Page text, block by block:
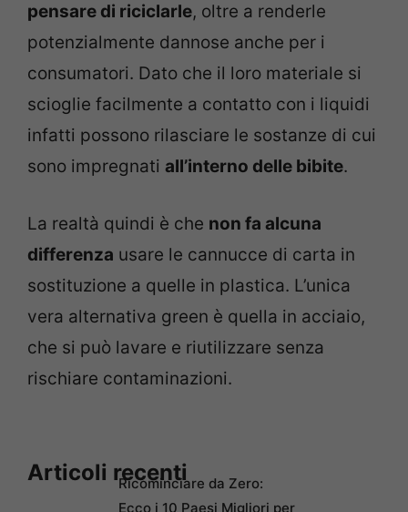
pensare di riciclarle, oltre a renderle
potenzialmente dannose anche per i
consumatori. Dato che il loro materiale si
scioglie facilmente a contatto con i liquidi
infatti possono rilasciare le sostanze di cui
sono impregnati all’interno delle bibite.
La realtà quindi è che non fa alcuna
differenza usare le cannucce di carta in
sostituzione a quelle in plastica. L’unica
vera alternativa green è quella in acciaio,
che si può lavare e riutilizzare senza
rischiare contaminazioni.
Articoli recentiRicominciare da Zero:
Ecco i 10 Paesi Migliori per